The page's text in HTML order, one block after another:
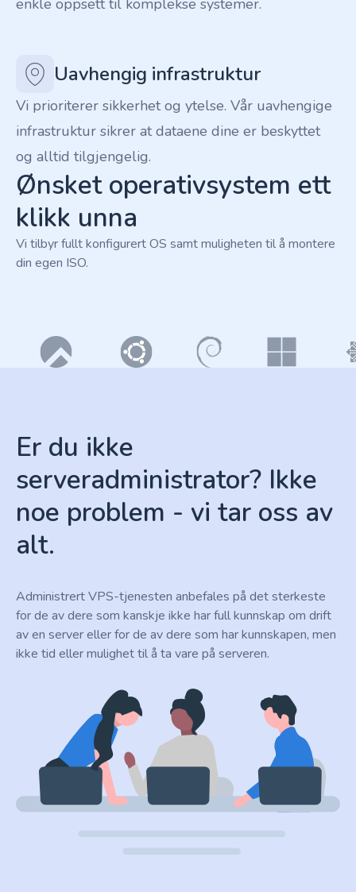
enkle oppsett til komplekse systemer.
Uavhengig infrastruktur
Vi prioriterer sikkerhet og ytelse. Vår uavhengige
infrastruktur sikrer at dataene dine er beskyttet
og alltid tilgjengelig.
Ønsket operativsystem ett
klikk unna
Vi tilbyr fullt konfigurert OS samt muligheten til å montere
din egen ISO.
Er du ikke
serveradministrator? Ikke
noe problem - vi tar oss av
alt.
Administrert VPS-tjenesten anbefales på det sterkeste
for de av dere som kanskje ikke har full kunnskap om drift
av en server eller for de av dere som har kunnskapen, men
ikke tid eller mulighet til å ta vare på serveren.